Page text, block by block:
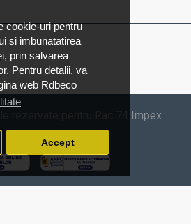
cookie-uri pentru
si imbunatatirea
prin salvarea
Pentru detalii, va
web Rdbeco
Accept
rezervate pentru Rac 74 Impex